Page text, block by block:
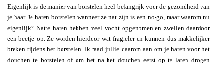
Eigenlijk is de manier van borstelen heel belangrijk voor de gezondheid van
je haar. Je haren borstelen wanneer ze nat zijn is een no-go, maar waarom nu
eigenlijk? Natte haren hebben veel vocht opgenomen en zwellen daardoor
een beetje op. Ze worden hierdoor wat fragieler en kunnen dus makkelijker
breken tijdens het borstelen. Ik raad jullie daarom aan om je haren voor het
douchen te borstelen of om het na het douchen eerst op te laten drogen